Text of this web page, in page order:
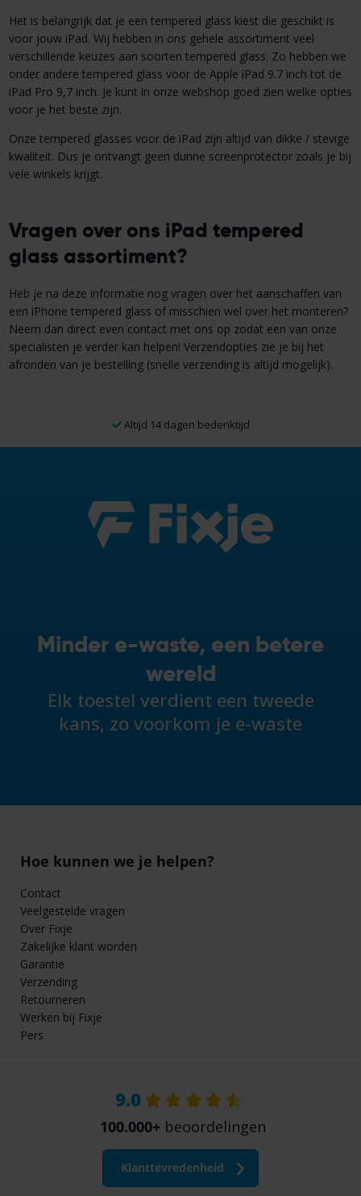
Het is belangrijk dat je een tempered glass kiest die geschikt is
voor jouw iPad. Wij hebben in ons gehele assortiment veel
verschillende keuzes aan soorten tempered glass. Zo hebben we
onder andere tempered glass voor de Apple iPad 9.7 inch tot de
iPad Pro 9,7 inch. Je kunt in onze webshop goed zien welke opties
voor je het beste zijn.
Onze tempered glasses voor de iPad zijn altijd van dikke / stevige
kwaliteit. Dus je ontvangt geen dunne screenprotector zoals je bij
vele winkels krijgt.
Vragen over ons iPad tempered
glass assortiment?
Heb je na deze informatie nog vragen over het aanschaffen van
een iPhone tempered glass of misschien wel over het monteren?
Neem dan direct even contact met ons op zodat een van onze
specialisten je verder kan helpen! Verzendopties zie je bij het
afronden van je bestelling (snelle verzending is altijd mogelijk).
Altijd 14 dagen bedenktijd
Minder e-waste, een betere
wereld
Elk toestel verdient een tweede
kans, zo voorkom je e-waste
Hoe kunnen we je helpen?
Contact
Veelgestelde vragen
Over Fixje
Zakelijke klant worden
Garantie
Verzending
Retourneren
Werken bij Fixje
Pers
9.0
100.000+ beoordelingen
Klanttevredenheid